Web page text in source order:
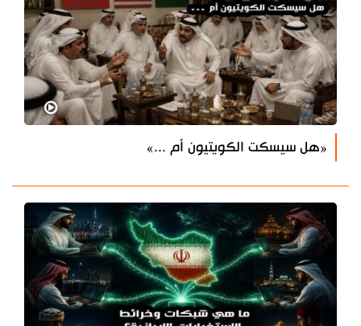
«هل سيسكت الكويتيون أم ...»